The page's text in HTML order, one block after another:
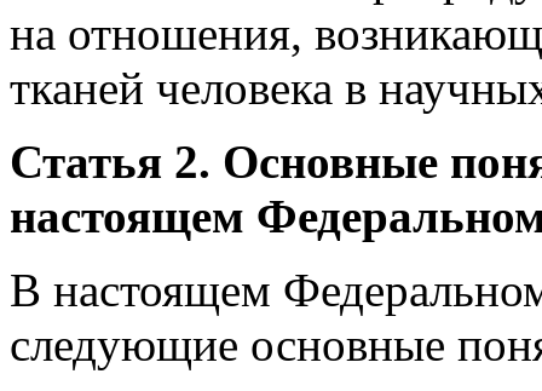
на отношения,
тканей человека в
Статья 2. Основные
настоящем
В настоящем
следующие основные